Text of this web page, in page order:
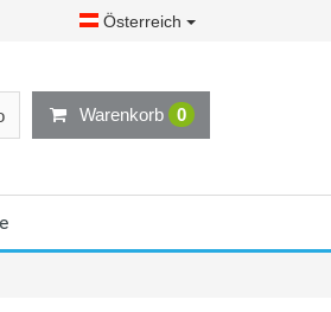
Österreich
Warenkorb 0